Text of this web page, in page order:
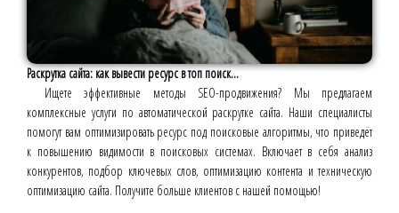
Раскрутка сайта: как вывести ресурс в топ поиск...
Ищете эффективные методы SEO-продвижения? Мы предлагаем
комплексные услуги по автоматической раскрутке сайта. Наши специалисты
помогут вам оптимизировать ресурс под поисковые алгоритмы, что приведёт
к повышению видимости в поисковых системах. Включает в себя анализ
конкурентов, подбор ключевых слов, оптимизацию контента и техническую
оптимизацию сайта. Получите больше клиентов с нашей помощью!